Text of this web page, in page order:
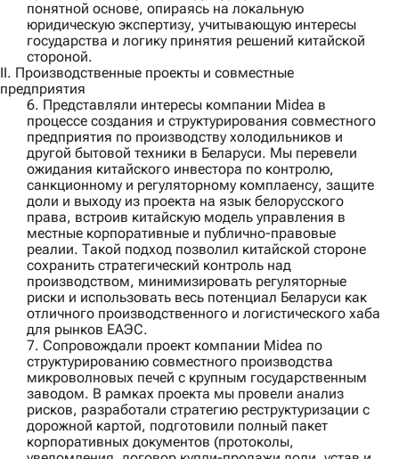
понятной основе, опираясь на локальную
юридическую экспертизу, учитывающую интересы
государства и логику принятия решений китайской
стороной.
II. Производственные проекты и совместные
предприятия
6. Представляли интересы компании Midea в
процессе создания и структурирования совместного
предприятия по производству холодильников и
другой бытовой техники в Беларуси. Мы перевели
ожидания китайского инвестора по контролю,
санкционному и регуляторному комплаенсу, защите
доли и выходу из проекта на язык белорусского
права, встроив китайскую модель управления в
местные корпоративные и публично-правовые
реалии. Такой подход позволил китайской стороне
сохранить стратегический контроль над
производством, минимизировать регуляторные
риски и использовать весь потенциал Беларуси как
отличного производственного и логистического хаба
для рынков ЕАЭС.
7. Сопровождали проект компании Midea по
структурированию совместного производства
микроволновых печей с крупным государственным
заводом. В рамках проекта мы провели анализ
рисков, разработали стратегию реструктуризации с
дорожной картой, подготовили полный пакет
корпоративных документов (протоколы,